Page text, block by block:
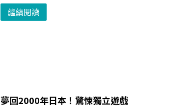
繼續閱讀
夢回2000年日本！驚悚獨立遊戲